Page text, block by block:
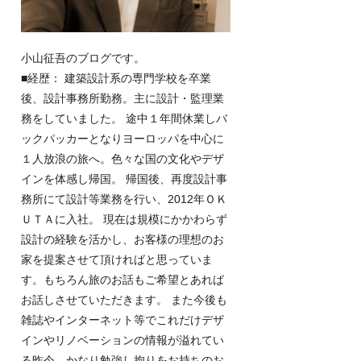
小山征吾のブログです。
■経歴： 建築設計系の専門学校を卒業
後、設計事務所勤務。主に設計・監理業
務をしていました。 途中１年間休業しバ
ックパッカーとなりヨーロッパを中心に
１人放浪の旅へ。色々な国の文化やデザ
インを体感し帰国。 帰国後、再度設計事
務所にて設計等業務を行い、2012年ＯＫ
ＵＴＡに入社。 現在は規模にかかわらず
設計の経験を活かし、お客様の理想のお
家を提案させて頂ければと思っていま
す。もちろん旅のお話もご希望とあれば
お話しさせていただきます。 また今後も
雑誌やインターネット等でこれだけデザ
インやリノベーションの情報が溢れてい